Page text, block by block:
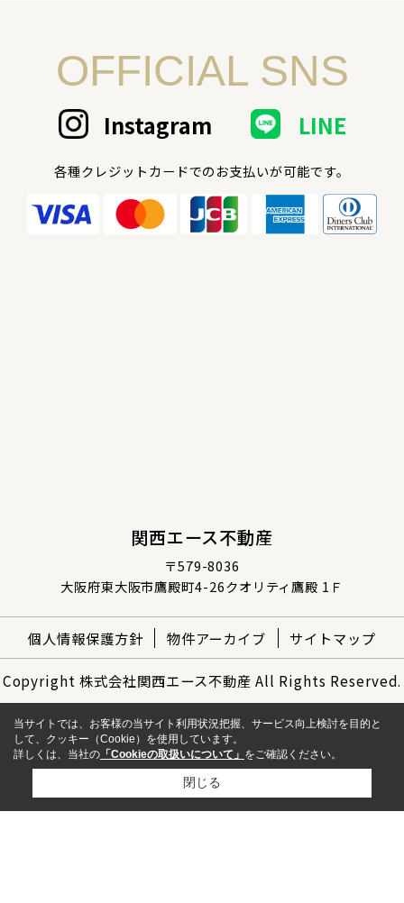
OFFICIAL SNS
Instagram LINE
各種クレジットカードでのお支払いが可能です。
関西エース不動産
〒579-8036
大阪府東大阪市鷹殿町4-26クオリティ鷹殿 1Ｆ
個人情報保護方針 物件アーカイブ サイトマップ
Copyright 株式会社関西エース不動産 All Rights Reserved.
当サイトでは、お客様の当サイト利用状況把握、サービス向上検討を目的と
して、クッキー（Cookie）を使用しています。
詳しくは、当社の 「Cookieの取扱いについて」 をご確認ください。
閉じる